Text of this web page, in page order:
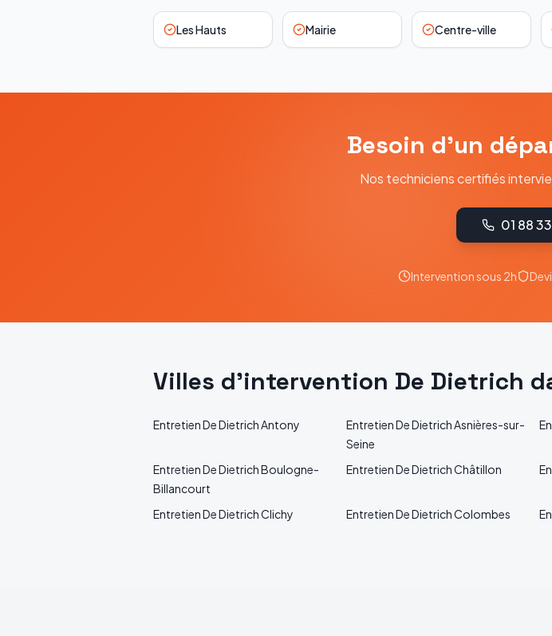
Les Hauts Mairie Centre-ville
Besoin d'un
Nos techniciens certifiés
01 88
Intervention sous 2h
Villes d'intervention De Dietrich
EntretienDe DietrichAntony EntretienDe DietrichAsnières-sur-
Seine
EntretienDe DietrichBoulogne-
Billancourt
EntretienDe DietrichChâtillon
EntretienDe DietrichClichy EntretienDe DietrichColombes